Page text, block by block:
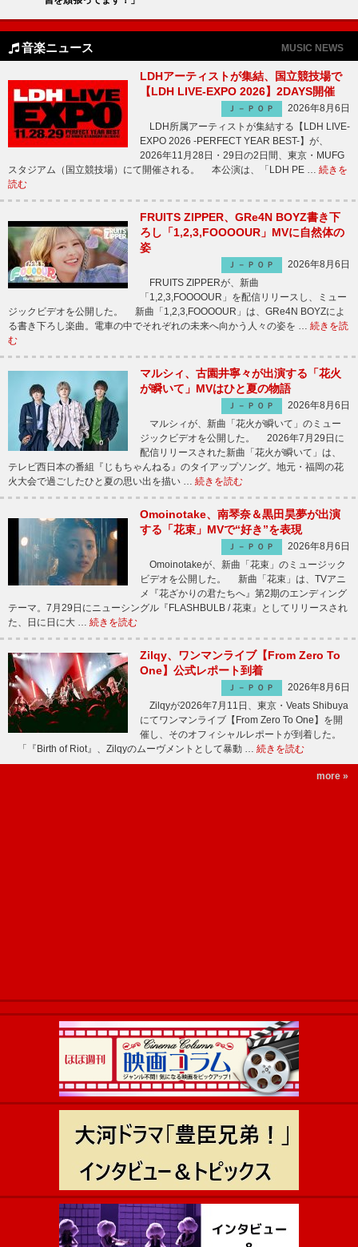
音楽ニュース MUSIC NEWS
LDHアーティストが集結、国立競技場で
【LDH LIVE-EXPO 2026】2DAYS開催
Ｊ－ＰＯＰ
2026年8月6日
LDH所属アーティストが集結する【LDH LIVE-
EXPO 2026 -PERFECT YEAR BEST-】が、
2026年11月28日・29日の2日間、東京・MUFG
スタジアム（国立競技場）にて開催される。 本公演は、「LDH PE … 続きを
読む
FRUITS ZIPPER、GRe4N BOYZ書き下
ろし「1,2,3,FOOOOUR」MVに自然体の
姿
Ｊ－ＰＯＰ
2026年8月6日
FRUITS ZIPPERが、新曲
「1,2,3,FOOOOUR」を配信リリースし、ミュー
ジックビデオを公開した。 新曲「1,2,3,FOOOOUR」は、GRe4N BOYZによ
る書き下ろし楽曲。電車の中でそれぞれの未来へ向かう人々の姿を … 続きを読
む
マルシィ、古園井寧々が出演する「花火
が瞬いて」MVはひと夏の物語
Ｊ－ＰＯＰ
2026年8月6日
マルシィが、新曲「花火が瞬いて」のミュー
ジックビデオを公開した。 2026年7月29日に
配信リリースされた新曲「花火が瞬いて」は、
テレビ西日本の番組『じもちゃんねる』のタイアップソング。地元・福岡の花
火大会で過ごしたひと夏の思い出を描い … 続きを読む
Omoinotake、南琴奈＆黒田昊夢が出演
する「花束」MVで“好き”を表現
Ｊ－ＰＯＰ
2026年8月6日
Omoinotakeが、新曲「花束」のミュージック
ビデオを公開した。 新曲「花束」は、TVアニ
メ『花ざかりの君たちへ』第2期のエンディング
テーマ。7月29日にニューシングル『FLASHBULB / 花束』としてリリースされ
た、日に日に大 … 続きを読む
Zilqy、ワンマンライブ【From Zero To
One】公式レポート到着
Ｊ－ＰＯＰ
2026年8月6日
Zilqyが2026年7月11日、東京・Veats Shibuya
にてワンマンライブ【From Zero To One】を開
催し、そのオフィシャルレポートが到着した。
「『Birth of Riot』、Zilqyのムーヴメントとして暴動 … 続きを読む
more »